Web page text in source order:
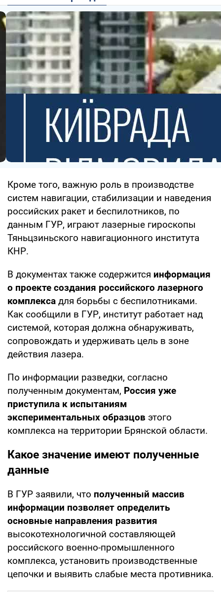
Кроме того, важную роль в производстве
систем навигации, стабилизации и наведения
российских ракет и беспилотников, по
данным ГУР, играют лазерные гироскопы
Тяньцзиньского навигационного института
КНР.
В документах также содержится информация
о проекте создания российского лазерного
комплекса для борьбы с беспилотниками.
Как сообщили в ГУР, институт работает над
системой, которая должна обнаруживать,
сопровождать и удерживать цель в зоне
действия лазера.
По информации разведки, согласно
полученным документам, Россия уже
приступила к испытаниям
экспериментальных образцов этого
комплекса на территории Брянской области.
Какое значение имеют полученные
данные
В ГУР заявили, что полученный массив
информации позволяет определить
основные направления развития
высокотехнологичной составляющей
российского военно-промышленного
комплекса, установить производственные
цепочки и выявить слабые места противника.